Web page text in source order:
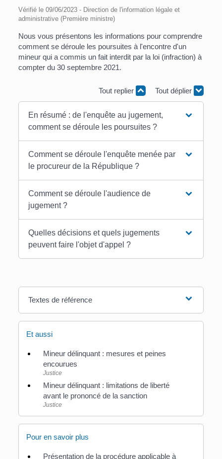
Vérifié le 09/06/2023 - Direction de l'information légale et
administrative (Première ministre)
Nous vous présentons les informations pour comprendre
comment se déroule les poursuites à l'encontre d'un
mineur qui a commis un fait interdit par la loi (infraction) à
compter du 30 septembre 2021.
Tout replier Tout déplier
En résumé : de l'enquête au jugement,
comment se déroule les poursuites ?
Comment se déroule l'enquête menée par
le procureur de la République ?
Comment se déroule l'audience de
jugement ?
Quelles décisions et quels jugements
peuvent faire l'objet d'appel ?
Textes de référence
Et aussi
Mineur délinquant : mesures et peines
encourues
Justice
Mineur délinquant : limitations de liberté
avant le prononcé de la sanction
Justice
Pour en savoir plus
Présentation de la procédure applicable à